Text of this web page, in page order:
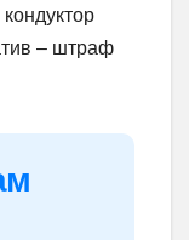
– штраф